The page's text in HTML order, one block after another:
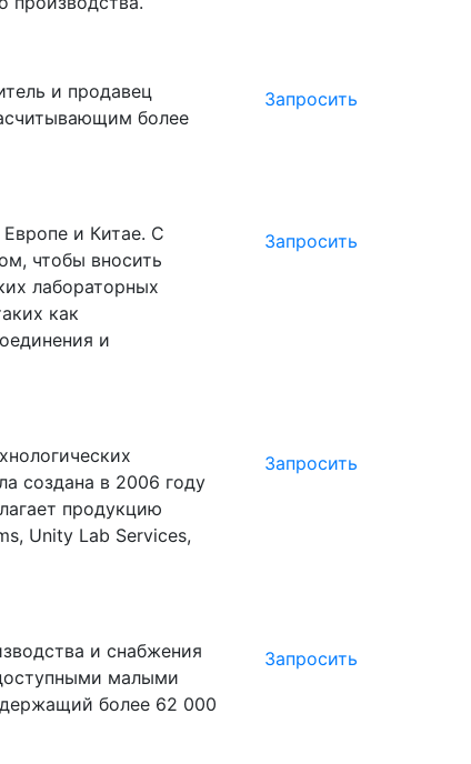
и продавец
более
Запросить
и Китае. С
чтобы вносить
лабораторных
как
и
Запросить
создана в 2006 году
продукцию
Unity Lab Services,
Запросить
и снабжения
малыми
более 62 000
Запросить